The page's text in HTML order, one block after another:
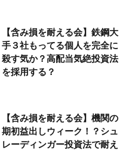
【含み損を耐える会】鉄鋼大
手３社もってる個人を完全に
殺す気か？高配当気絶投資法
を採用する？
【含み損を耐える会】機関の
期初益出しウィーク！？シュ
レーディンガー投資法で耐え